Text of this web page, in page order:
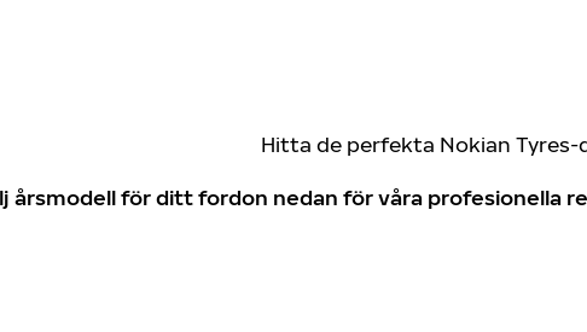
Hitta de perfekta Nokian
årsmodell för ditt fordon nedan för våra profesionella